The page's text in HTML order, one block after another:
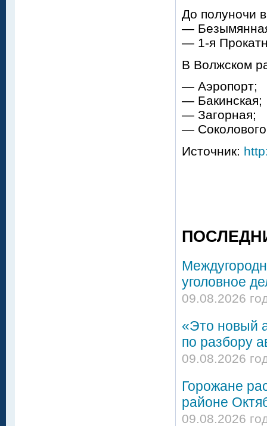
До полуночи
—
— 1-я
В Волжском
— Аэропорт;
— Бакинская;
— Загорная;
—
Источник:
уголовное
09.08.2026
«Это новый
по разбору
09.08.2026
Горожане
районе
09.08.2026